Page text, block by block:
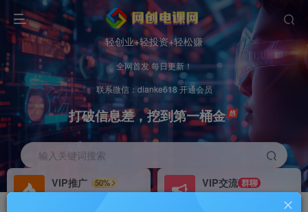
轻创业+轻投资+轻松赚
全网首发 每日更新！
联系微信：dianke618 开通会员
打破信息差，挖到第一桶金
输入关键词搜索
VIP推广
50%
VIP交流 群聊
研究探讨更多创业项目路子。